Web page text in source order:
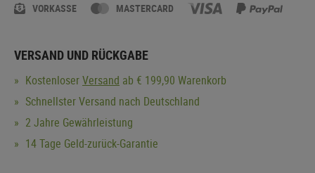
VORKASSE MASTERCARD
VERSAND UND RÜCKGABE
KostenloserVersand ab € 199,90 Warenkorb
Schnellster Versand nach Deutschland
2 Jahre Gewährleistung
14 Tage Geld-zurück-Garantie